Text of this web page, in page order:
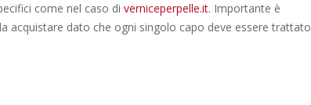
come nel caso di verniceperpelle.it. Importante è
acquistare dato che ogni singolo capo deve essere trattato